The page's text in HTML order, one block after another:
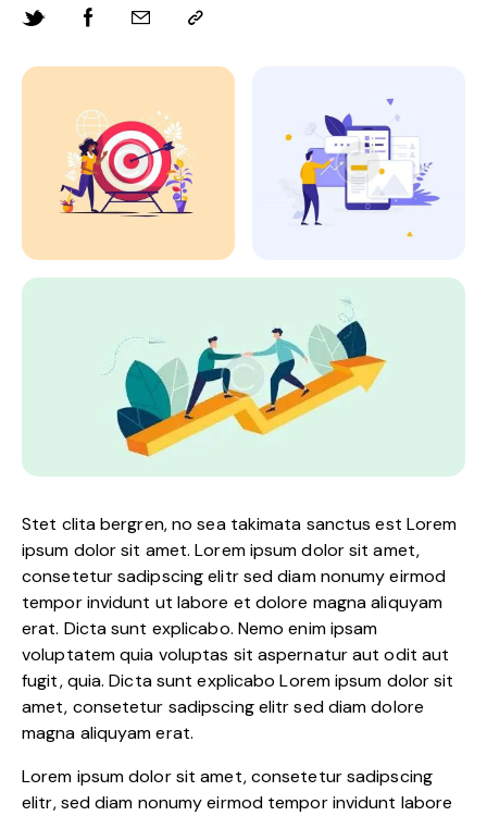
Stet clita bergren, no sea takimata sanctus est Lorem
ipsum dolor sit amet. Lorem ipsum dolor sit amet,
consetetur sadipscing elitr sed diam nonumy eirmod
tempor invidunt ut labore et dolore magna aliquyam
erat. Dicta sunt explicabo. Nemo enim ipsam
voluptatem quia voluptas sit aspernatur aut odit aut
fugit, quia. Dicta sunt explicabo Lorem ipsum dolor sit
amet, consetetur sadipscing elitr sed diam dolore
magna aliquyam erat.
Lorem ipsum dolor sit amet, consetetur sadipscing
elitr, sed diam nonumy eirmod tempor invidunt labore